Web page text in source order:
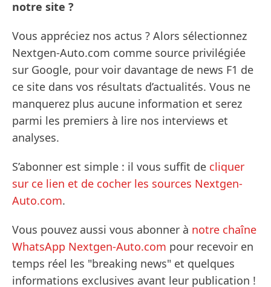
notre site ?
Vous appréciez nos actus ? Alors sélectionnez
Nextgen-Auto.com comme source privilégiée
sur Google, pour voir davantage de news F1 de
ce site dans vos résultats d’actualités. Vous ne
manquerez plus aucune information et serez
parmi les premiers à lire nos interviews et
analyses.
S’abonner est simple : il vous suffit de cliquer
sur ce lien et de cocher les sources Nextgen-
Auto.com.
Vous pouvez aussi vous abonner à notre chaîne
WhatsApp Nextgen-Auto.com pour recevoir en
temps réel les "breaking news" et quelques
informations exclusives avant leur publication !